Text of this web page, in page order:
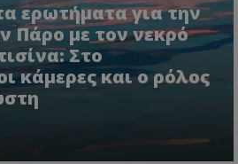
ερωτήματα για την
Πάρο με τον νεκρό
Στο
κάμερες και ο ρόλος
.tothemaonline.com
1 χρόνος 1
Αυτό
από το